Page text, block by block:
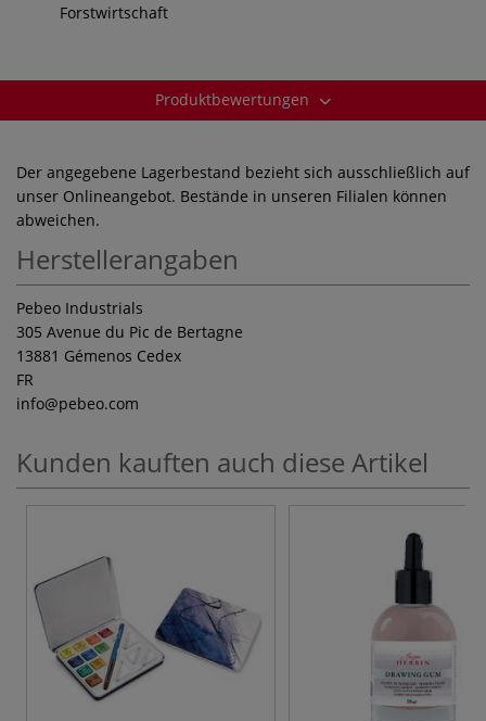
Forstwirtschaft
Produktbewertungen
Der angegebene Lagerbestand bezieht sich ausschließlich auf
unser Onlineangebot. Bestände in unseren Filialen können
abweichen.
Herstellerangaben
Pebeo Industrials
305 Avenue du Pic de Bertagne
13881 Gémenos Cedex
FR
info@pebeo.com
Kunden kauften auch diese Artikel